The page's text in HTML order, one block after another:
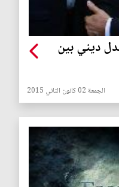
ديني بين
الجمعة 02 كانون الثاني 2015